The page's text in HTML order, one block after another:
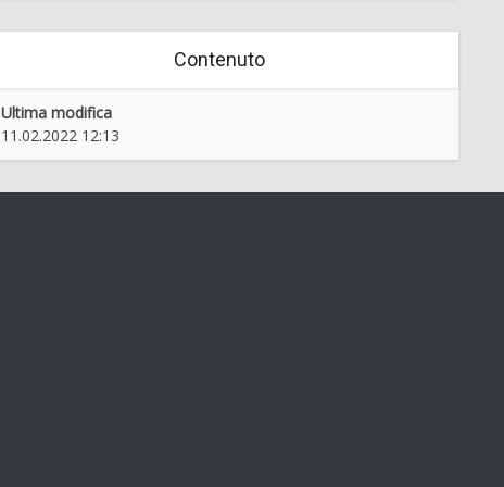
Contenuto
Ultima modifica
11.02.2022 12:13